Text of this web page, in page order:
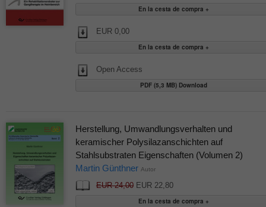
EUR 0,00
Open Access
PDF (5,3 MB) Download
Herstellung, Umwandlungsverhalten und
keramischer Polysilazanschichten auf
Stahlsubstraten Eigenschaften (Volumen 2)
Martin Günthner Autor
EUR 24,00EUR 22,80